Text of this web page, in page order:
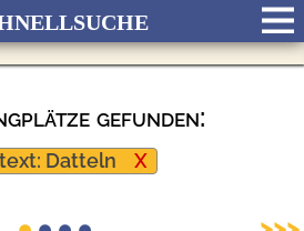
Gebirge See
Wald/Wiesen
gefunden:
Datteln X